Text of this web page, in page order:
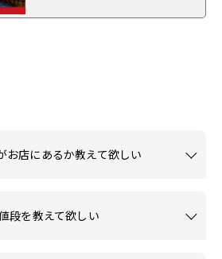
お店にあるか教えて欲しい
段を教えて欲しい